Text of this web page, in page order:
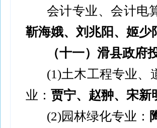
会计专业、会计电
靳海娥、刘兆阳、姬少
（十一）滑县政府
(1)土木工程专业、
业： 贾宁、赵翀、宋新
(2)园林绿化专业：